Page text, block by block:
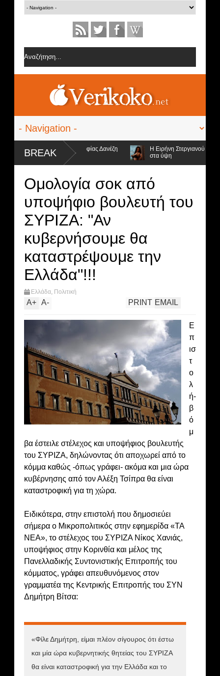
BREAK
από την ομάδα της Σοφίας Δανέζη
Η Ειρήνη Στεργιανού έβαλε
στα ύψη
Ομολογία σοκ από
υποψήφιο βουλευτή του
ΣΥΡΙΖΑ: "Αν
κυβερνήσουμε θα
καταστρέψουμε την
Ελλάδα"!!!
Ελλάδα, Πολιτική
A+ A- EMAIL
PRINT
Ε
π
ισ
τ
ο
λ
ή-
β
ό
μ
βα έστειλε στέλεχος και υποψήφιος βουλευτής
του ΣΥΡΙΖΑ, δηλώνοντας ότι αποχωρεί από το
κόμμα καθώς -όπως γράφει- ακόμα και μια ώρα
κυβέρνησης από τον Αλέξη Τσίπρα θα είναι
καταστροφική για τη χώρα.
Ειδικότερα, στην επιστολή που δημοσιεύει
σήμερα ο Μικροπολιτικός στην εφημερίδα «ΤΑ
ΝΕΑ», το στέλεχος του ΣΥΡΙΖΑ Νίκος Χανιάς,
υποψήφιος στην Κορινθία και μέλος της
Πανελλαδικής Συντονιστικής Επιτροπής του
κόμματος, γράφει απευθυνόμενος στον
γραμματέα της Κεντρικής Επιτροπής του ΣΥΝ
Δημήτρη Βίτσα:
«Φίλε Δημήτρη, είμαι πλέον σίγουρος ότι έστω
και μία ώρα κυβερνητικής θητείας του ΣΥΡΙΖΑ
θα είναι καταστροφική για την Ελλάδα και το